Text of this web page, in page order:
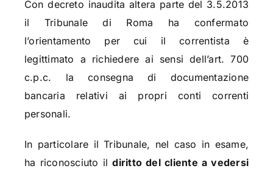
Con decreto inaudita altera parte del 3.5.2013
il Tribunale di Roma ha confermato
l’orientamento per cui il correntista è
legittimato a richiedere ai sensi dell’art. 700
c.p.c. la consegna di documentazione
bancaria relativi ai propri conti correnti
personali.
In particolare il Tribunale, nel caso in esame,
ha riconosciuto ildiritto del cliente a vedersi